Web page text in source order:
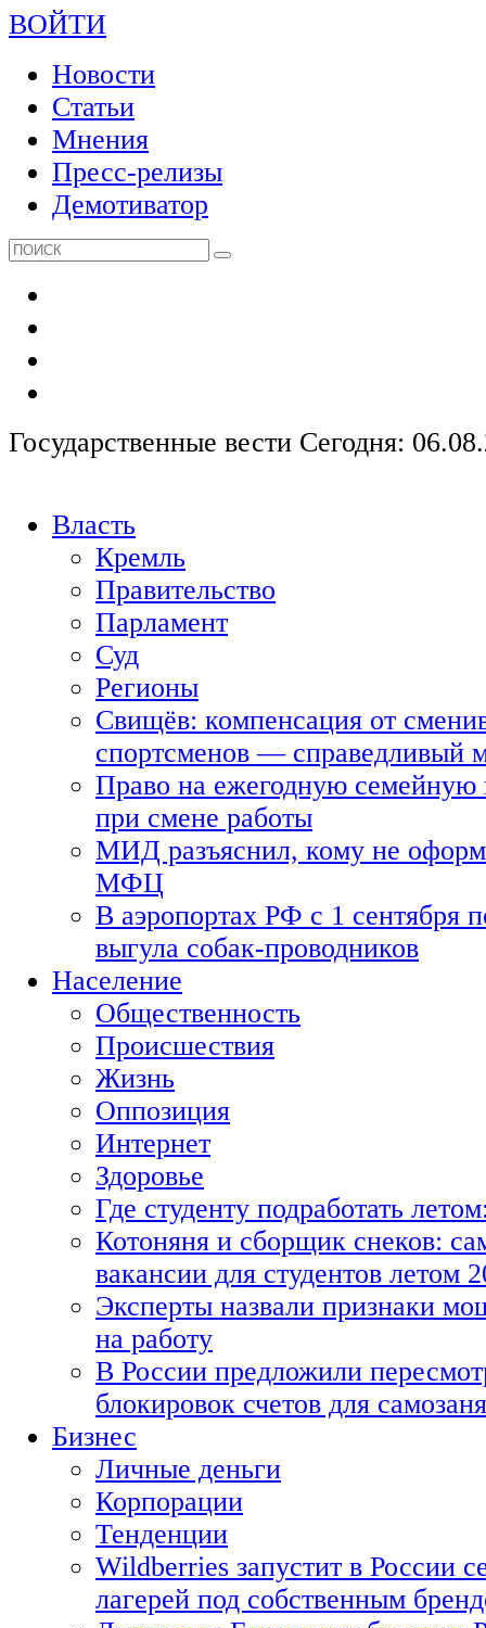
ВОЙТИ
Новости
Статьи
Мнения
Пресс-релизы
Демотиватор
Государственные вести Сегодня:
Власть
Кремль
Правительство
Парламент
Суд
Регионы
Свищёв: компенсация от
спортсменов — справедливый
Право на ежегодную семейную
при смене работы
МИД разъяснил, кому не
МФЦ
В аэропортах РФ с 1 сентября
выгула собак-проводников
Население
Общественность
Происшествия
Жизнь
Оппозиция
Интернет
Здоровье
Где студенту подработать
Котоняня и сборщик снеков:
вакансии для студентов летом
Эксперты назвали признаки
на работу
В России предложили
блокировок счетов для
Бизнес
Личные деньги
Корпорации
Тенденции
Wildberries запустит в России
лагерей под собственным